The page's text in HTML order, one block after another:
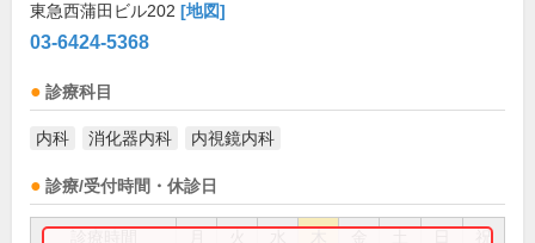
東急西蒲田ビル202 [地図]
03-6424-5368
診療科目
内科 消化器内科 内視鏡内科
診療/受付時間・休診日
祝